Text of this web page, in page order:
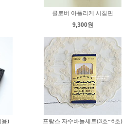
클로버 아플리케 시침핀
9,300원
용)
프랑스 자수바늘세트(3호~6호)